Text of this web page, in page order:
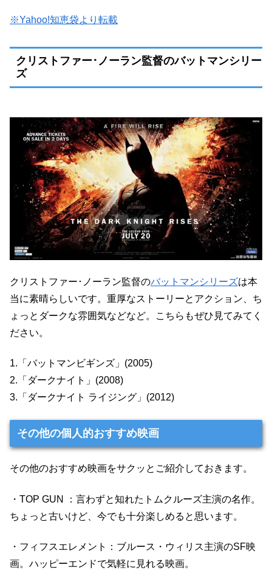
※Yahoo!知恵袋より転載
クリストファー･ノーラン監督のバットマンシリー
ズ
クリストファー･ノーラン監督のバットマンシリーズは本
当に素晴らしいです。重厚なストーリーとアクション、ち
ょっとダークな雰囲気などなど。こちらもぜひ見てみてく
ださい。
1.「バットマンビギンズ」(2005)
2.「ダークナイト」(2008)
3.「ダークナイト ライジング」(2012)
その他の個人的おすすめ映画
その他のおすすめ映画をサクッとご紹介しておきます。
・TOP GUN ：言わずと知れたトムクルーズ主演の名作。
ちょっと古いけど、今でも十分楽しめると思います。
・フィフスエレメント：ブルース・ウィリス主演のSF映
画。ハッピーエンドで気軽に見れる映画。